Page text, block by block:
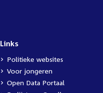
Links
Politieke websites
Voor jongeren
Open Data Portaal